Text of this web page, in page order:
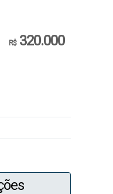
R$320.000